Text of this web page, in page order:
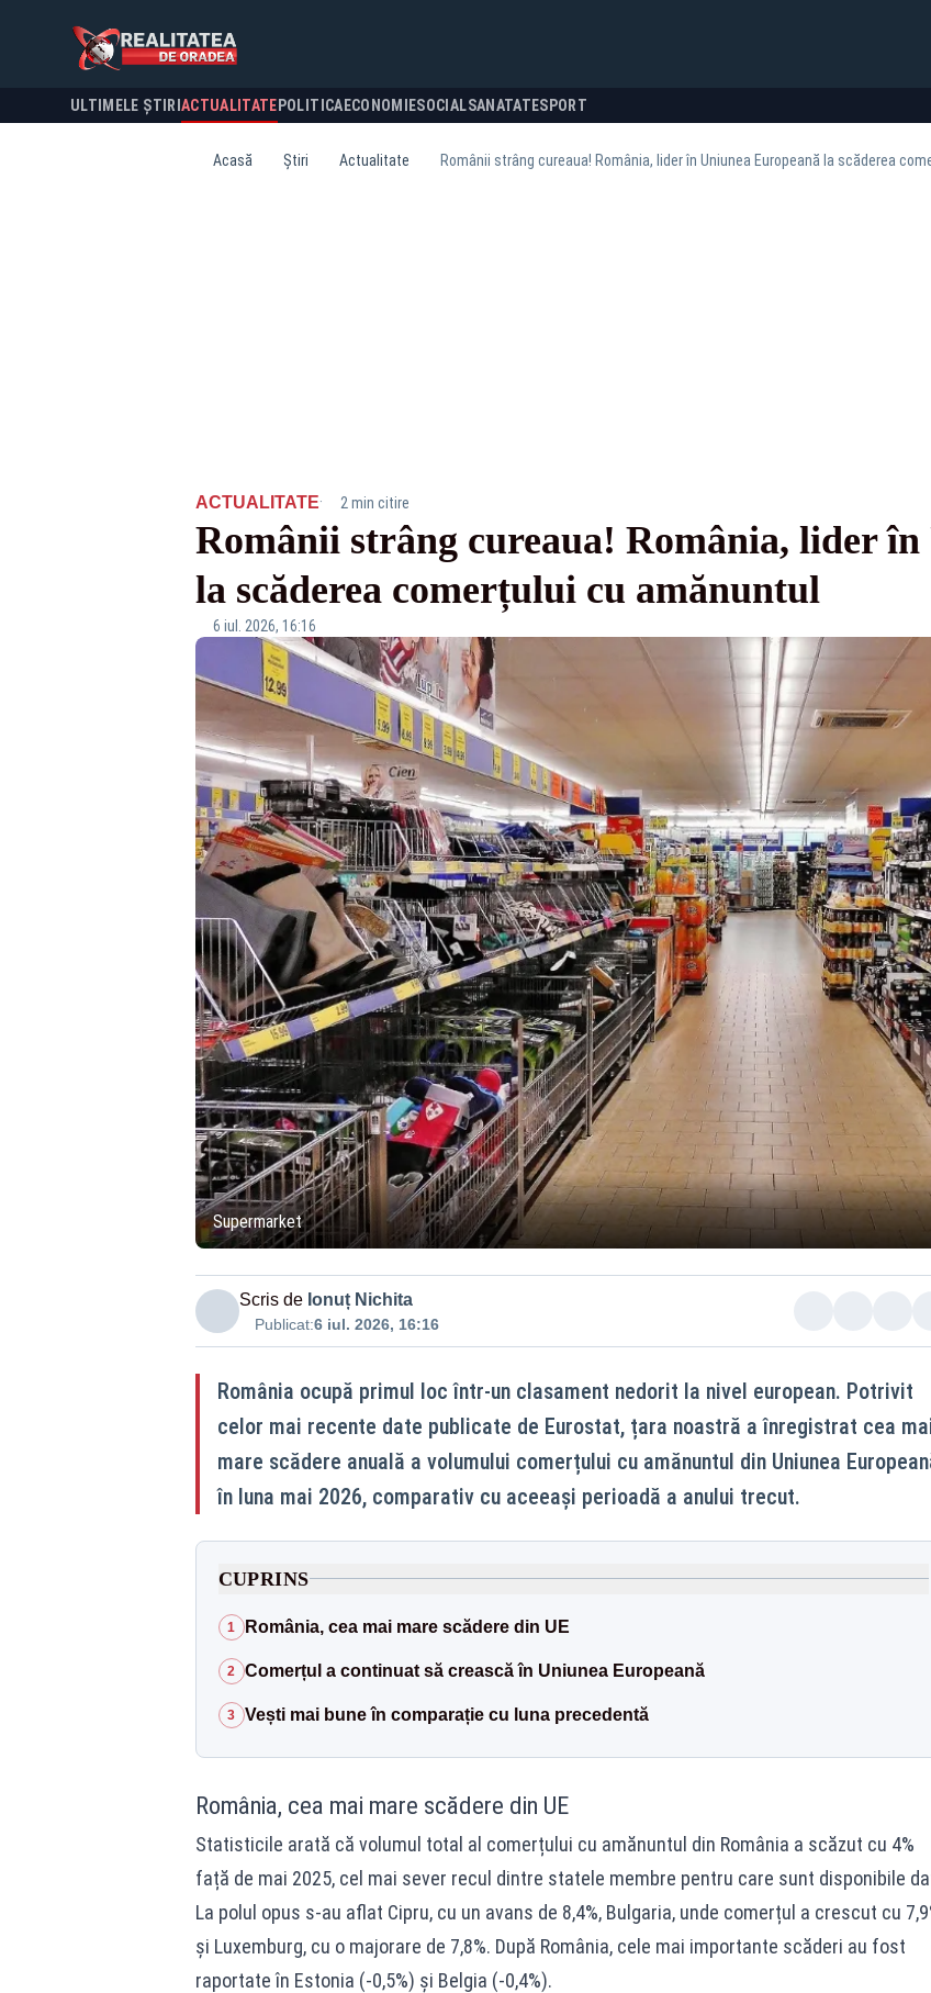
ULTIMELE ȘTIRI ACTUALITATE POLITICA ECONOMIESOCIALSANATATESPORT
Acasă Știri Actualitate Românii strâng cureaua! România, lider în Uniunea Europeană la scăderea
ACTUALITATE· 2 min citire
Românii strâng cureaua! România, lider în
la scăderea comerțului cu amănuntul
6 iul. 2026, 16:16
Supermarket
Scris de Ionuț Nichita
Publicat:6 iul. 2026, 16:16
România ocupă primul loc într-un clasament nedorit la nivel european. Potrivit
celor mai recente date publicate de Eurostat, țara noastră a înregistrat cea
mare scădere anuală a volumului comerțului cu amănuntul din Uniunea
în luna mai 2026, comparativ cu aceeași perioadă a anului trecut.
CUPRINS
1 România, cea mai mare scădere din UE
2 Comerțul a continuat să crească în Uniunea Europeană
3 Vești mai bune în comparație cu luna precedentă
România, cea mai mare scădere din UE
Statisticile arată că volumul total al comerțului cu amănuntul din România a scăzut cu 4%
față de mai 2025, cel mai sever recul dintre statele membre pentru care sunt disponibile
La polul opus s-au aflat Cipru, cu un avans de 8,4%, Bulgaria, unde comerțul a crescut cu
și Luxemburg, cu o majorare de 7,8%. După România, cele mai importante scăderi au fost
raportate în Estonia (-0,5%) și Belgia (-0,4%).